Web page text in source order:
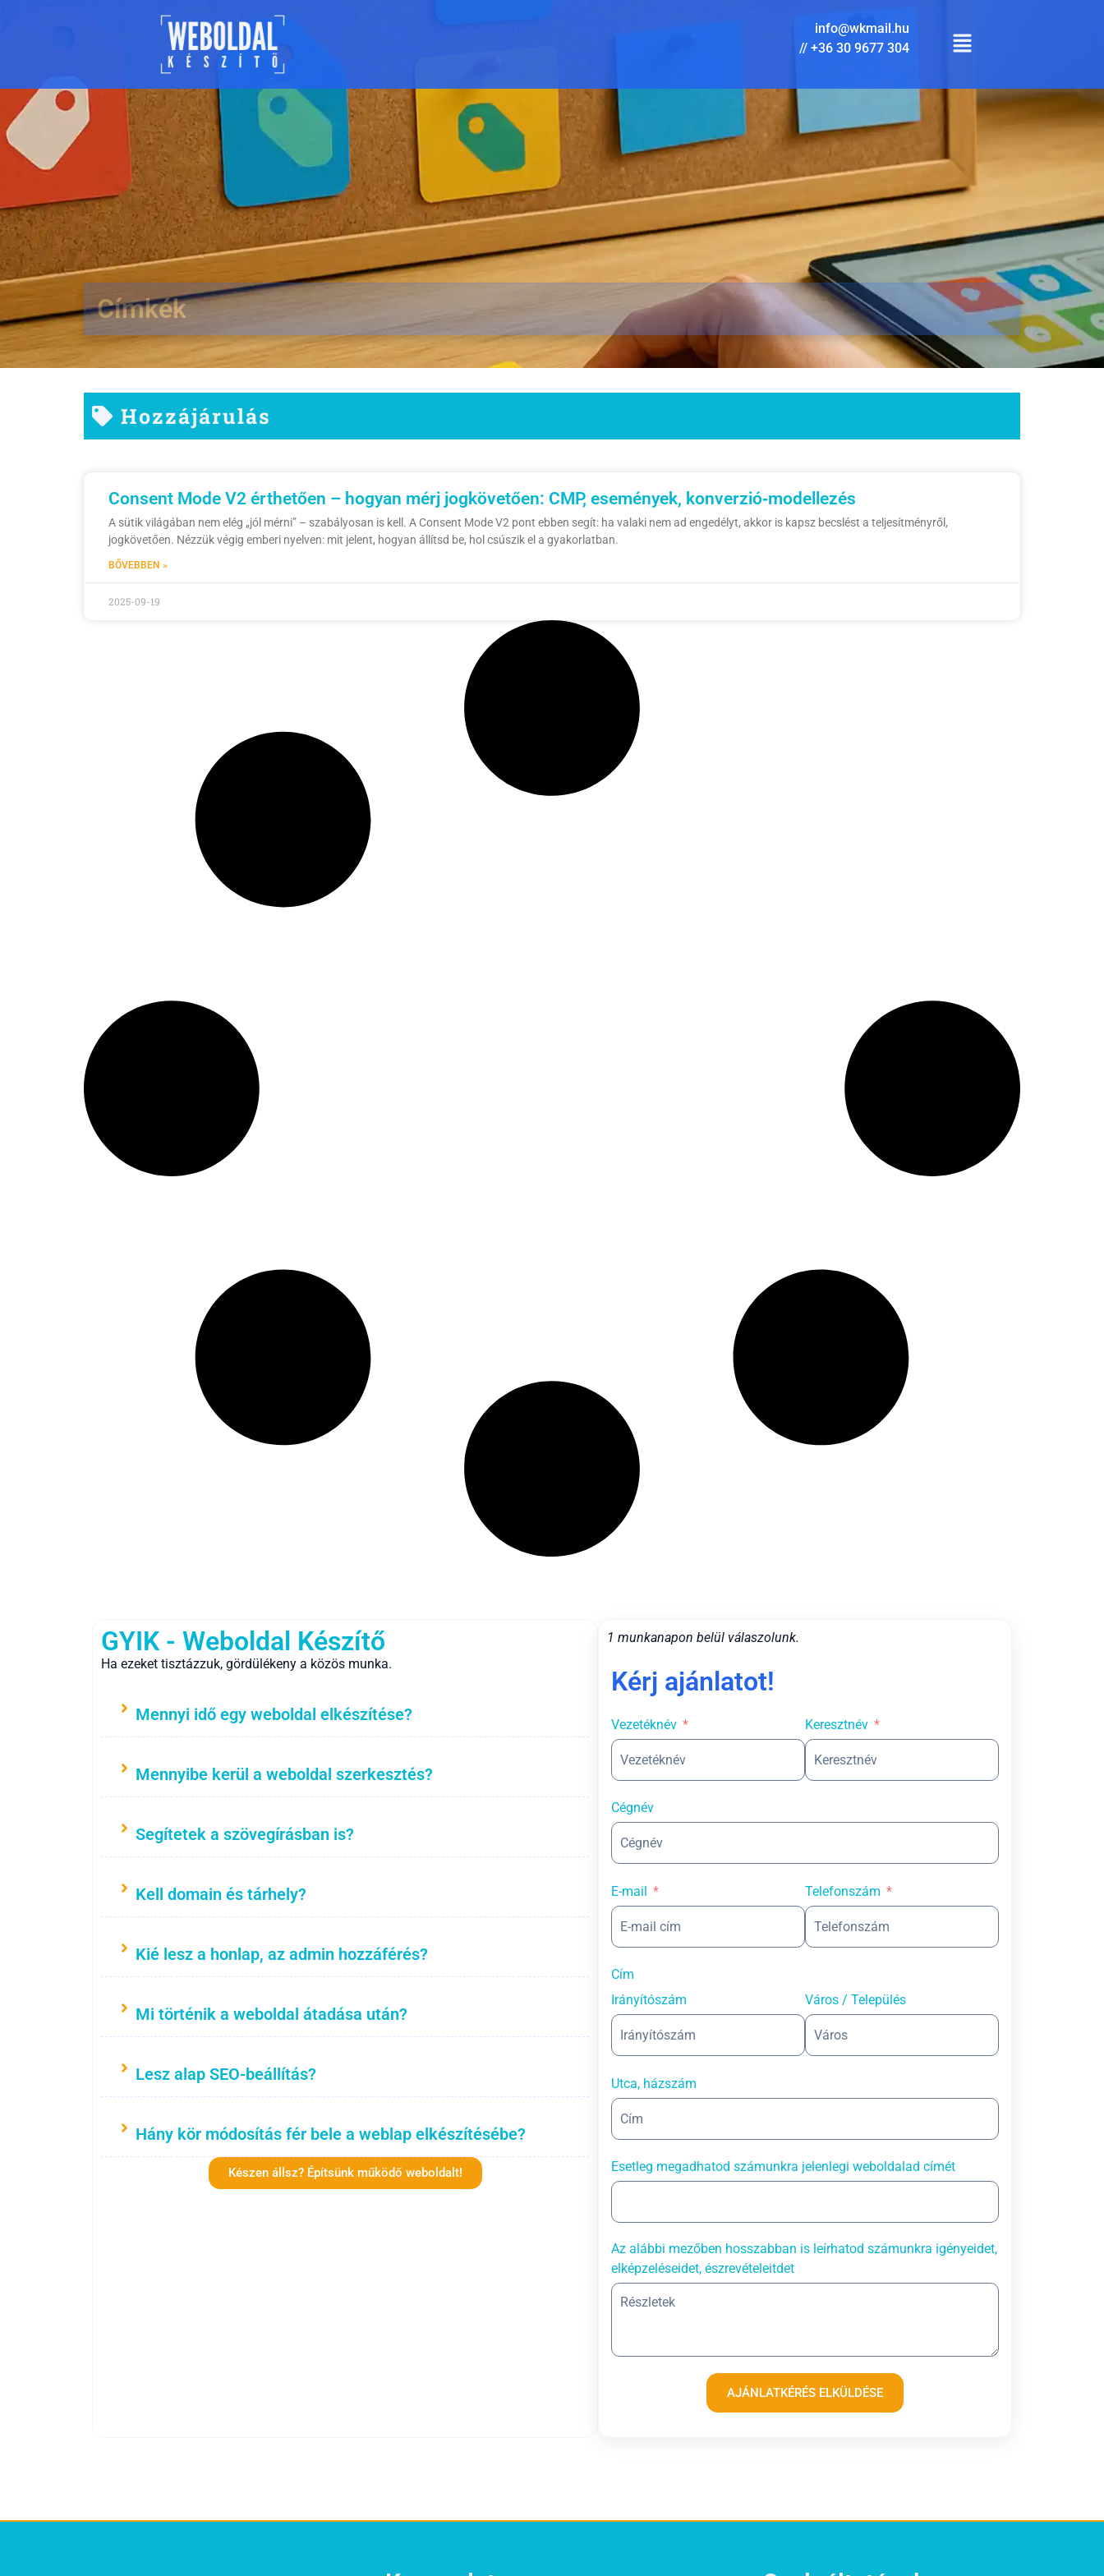
info@wkmail.hu
//+36 30 9677 304
Címkék
Hozzájárulás
Consent Mode V2 érthetően – hogyan mérj jogkövetően: CMP, események, konverzió‑modellezés
A sütik világában nem elég „jól mérni” – szabályosan is kell. A Consent Mode V2 pont ebben segít: ha valaki nem ad engedélyt, akkor is kapsz becslést a teljesítményről,
jogkövetően. Nézzük végig emberi nyelven: mit jelent, hogyan állítsd be, hol csúszik el a gyakorlatban.
BŐVEBBEN »
2025-09-19
GYIK - Weboldal Készítő
Ha ezeket tisztázzuk, gördülékeny a közös munka.
Mennyi idő egy weboldal elkészítése?
Mennyibe kerül a weboldal szerkesztés?
Segítetek a szövegírásban is?
Kell domain és tárhely?
Kié lesz a honlap, az admin hozzáférés?
Mi történik a weboldal átadása után?
Lesz alap SEO-beállítás?
Hány kör módosítás fér bele a weblap elkészítésébe?
Készen állsz? Építsünk működő weboldalt!
1 munkanapon belül válaszolunk.
Kérj ajánlatot!
Vezetéknév Keresztnév
Cégnév
E-mail Telefonszám
Cím
Irányítószám
Város / Település
Utca, házszám
Esetleg megadhatod számunkra jelenlegi weboldalad címét
Az alábbi mezőben hosszabban is leírhatod számunkra igényeidet,
elképzeléseidet, észrevételeitdet
AJÁNLATKÉRÉS ELKÜLDÉSE